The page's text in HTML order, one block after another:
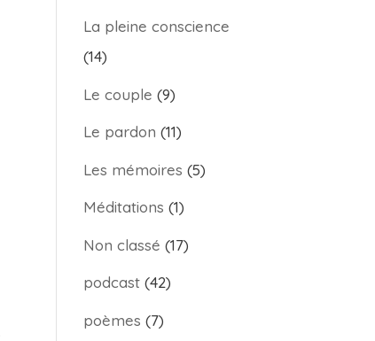
La pleine conscience
(14)
Le couple (9)
Le pardon (11)
Les mémoires (5)
Méditations (1)
Non classé (17)
podcast (42)
poèmes (7)